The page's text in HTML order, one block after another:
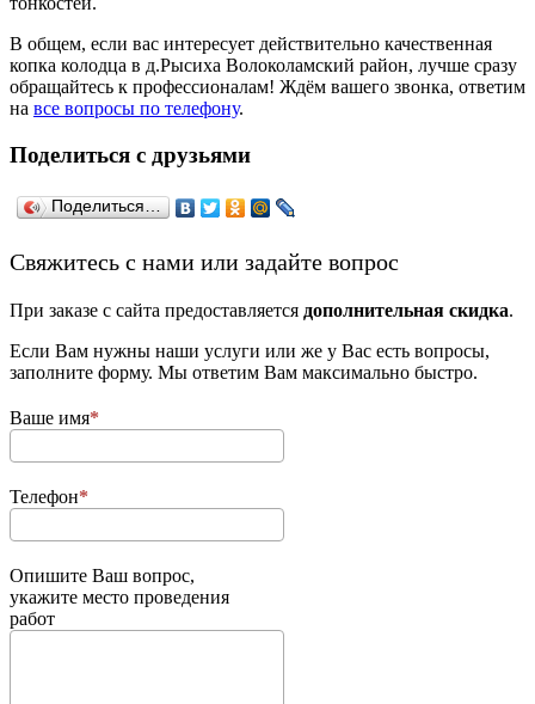
В общем, если вас интересует действительно качественная
копка колодца в д.Рысиха Волоколамский район, лучше сразу
обращайтесь к профессионалам! Ждём вашего звонка, ответим
на все вопросы по телефону.
Поделиться с друзьями
Поделиться…
­Свяжитесь с нами или задайте вопрос
При заказе с сайта предоставляется дополнительная скидка.
Если Вам нужны наши услуги или же у Вас есть вопросы,
заполните форму. Мы ответим Вам максимально быстро.
Ваше имя
Телефон
Опишите Ваш вопрос,
укажите место проведения
работ